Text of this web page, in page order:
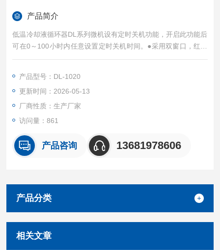
产品简介
低温冷却液循环器DL系列微机设有定时关机功能，开启此功能后
可在0～100小时内任意设置定时关机时间。●采用双窗口，红、
绿两种颜色LED显示温度设定值和温度测量值，数显分辨率0.
产品型号：DL-1020
更新时间：2026-05-13
厂商性质：生产厂家
访问量：861
产品咨询 13681978606
产品分类
相关文章